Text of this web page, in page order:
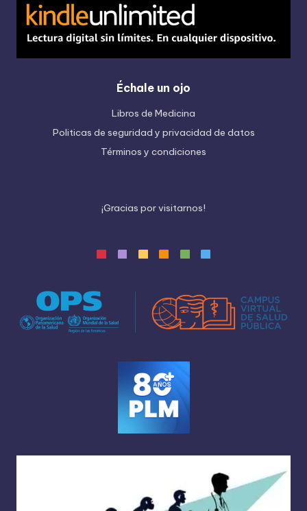
Échale un ojo
Libros de Medicina
Politicas de seguridad y privacidad de datos
Términos y condiciones
¡Gracias porvisitarnos!